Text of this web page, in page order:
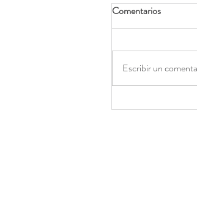
¿Cómo puedo
Comentarios
Escribir un